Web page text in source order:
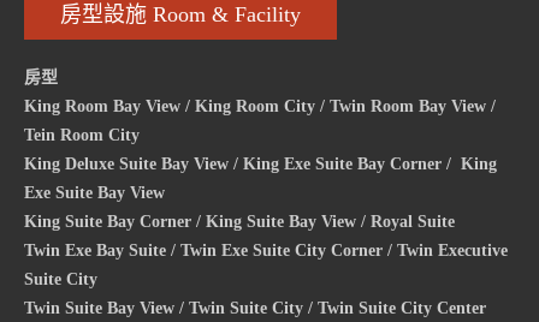
房型設施 Room & Facility
房型
King Room Bay View / King Room City / Twin Room Bay View /
Tein Room City
King Deluxe Suite Bay View / King Exe Suite Bay Corner / King
Exe Suite Bay View
King Suite Bay Corner / King Suite Bay View / Royal Suite
Twin Exe Bay Suite / Twin Exe Suite City Corner / Twin Executive
Suite City
Twin Suite Bay View / Twin Suite City / Twin Suite City Center